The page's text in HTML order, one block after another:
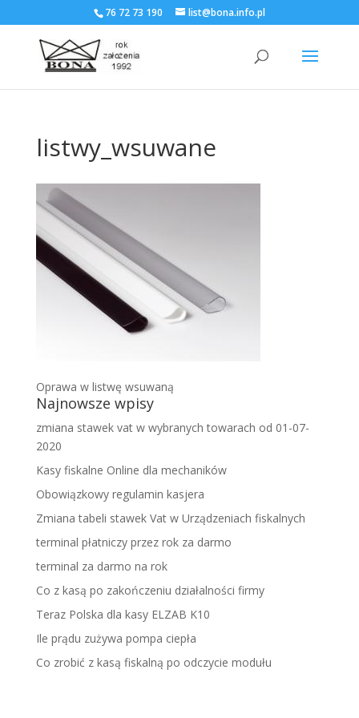
76 72 73 190 list@bona.info.pl
listwy_wsuwane
Oprawa w listwę wsuwaną
Najnowsze wpisy
zmiana stawek vat w wybranych towarach od 01-07-
2020
Kasy fiskalne Online dla mechaników
Obowiązkowy regulamin kasjera
Zmiana tabeli stawek Vat w Urządzeniach fiskalnych
terminal płatniczy przez rok za darmo
terminal za darmo na rok
Co z kasą po zakończeniu działalności firmy
Teraz Polska dla kasy ELZAB K10
Ile prądu zużywa pompa ciepła
Co zrobić z kasą fiskalną po odczycie modułu